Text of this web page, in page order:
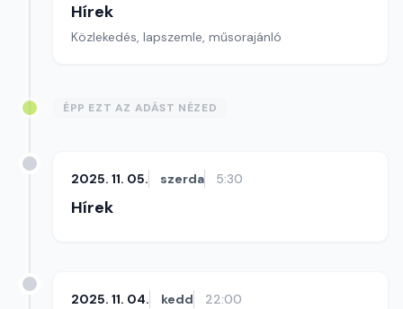
Hírek
Közlekedés, lapszemle, műsorajánló
ÉPP EZT AZ ADÁST NÉZED
2025. 11. 05. szerda 5:30
Hírek
2025. 11. 04. kedd 22:00